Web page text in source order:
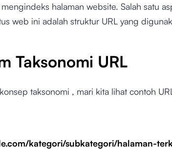
halaman website. Salah satu
web ini adalah struktur URL yang
Taksonomi URL
taksonomi , mari kita lihat contoh
kategori/subkategori/halaman-